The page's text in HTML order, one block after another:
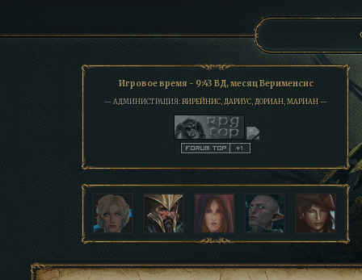
Игровое время - 9:43 ВД, месяц Верименсис
— АДМИНИСТРАЦИЯ: ВИРЕЙНИС, ДАРИУС, ДОРИАН, МАРИАН —